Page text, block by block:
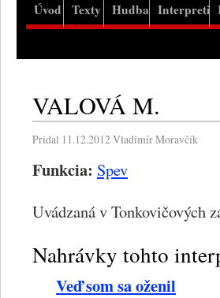
Úvod Texty Hudba Interpreti
VALOVÁ M.
Pridal 11.12.2012Vladimír Moravčík
Funkcia: Spev
Uvádzaná v Tonkovičových
Nahrávky tohto
Veď som sa oženil